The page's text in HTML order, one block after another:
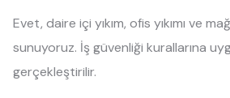
Evet, daire içi yıkım, ofis yıkımı ve
sunuyoruz. İş güvenliği kurallarına
gerçekleştirilir.